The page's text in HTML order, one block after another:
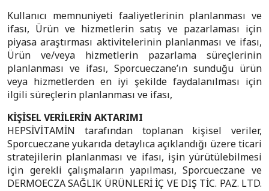
Kullanıcı memnuniyeti faaliyetlerinin planlanması ve
ifası, Ürün ve hizmetlerin satış ve pazarlaması için
piyasa araştırması aktivitelerinin planlanması ve ifası,
Ürün ve/veya hizmetlerin pazarlama süreçlerinin
planlanması ve ifası, Sporcueczane’ın sunduğu ürün
veya hizmetlerden en iyi şekilde faydalanılması için
ilgili süreçlerin planlanması ve ifası,
KİŞİSEL VERİLERİN AKTARIMI
HEPSİVİTAMİN tarafından toplanan kişisel veriler,
Sporcueczane yukarıda detaylıca açıklandığı üzere ticari
stratejilerin planlanması ve ifası, işin yürütülebilmesi
için gerekli çalışmaların yapılması, Sporcueczane ve
DERMOECZA SAĞLIK ÜRÜNLERİ İÇ VE DIŞ TİC. PAZ. LTD.